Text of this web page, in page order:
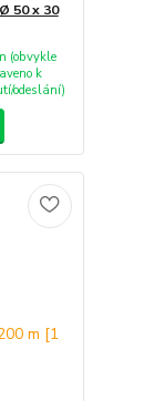
50 x 30
(obvykle
k
odeslání)